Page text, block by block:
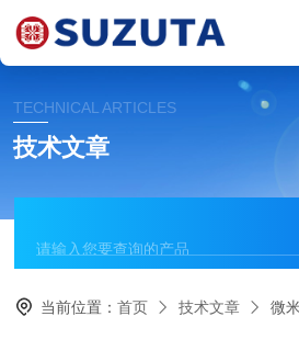
TECHNICAL ARTICLES
技术文章
当前位置：首页 技术文章 微米级精